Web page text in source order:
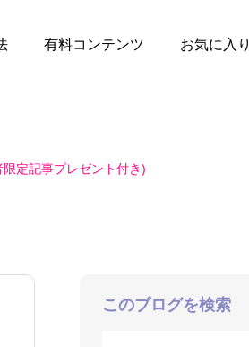
有料コンテンツ お気に入り
限定記事プレゼント付き)
このブログを検索